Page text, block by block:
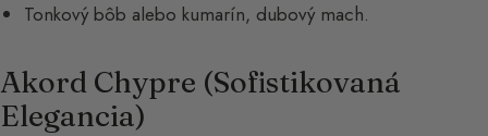
Tonkový bôb alebo kumarín, dubový mach.
Akord Chypre (Sofistikovaná
Elegancia)